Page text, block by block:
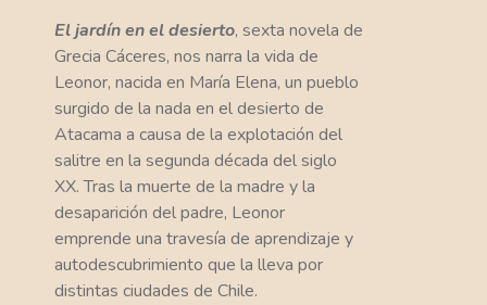
El jardín en el desierto, sexta novela de
Grecia Cáceres, nos narra la vida de
Leonor, nacida en María Elena, un pueblo
surgido de la nada en el desierto de
Atacama a causa de la explotación del
salitre en la segunda década del siglo
XX. Tras la muerte de la madre y la
desaparición del padre, Leonor
emprende una travesía de aprendizaje y
autodescubrimiento que la lleva por
distintas ciudades de Chile.